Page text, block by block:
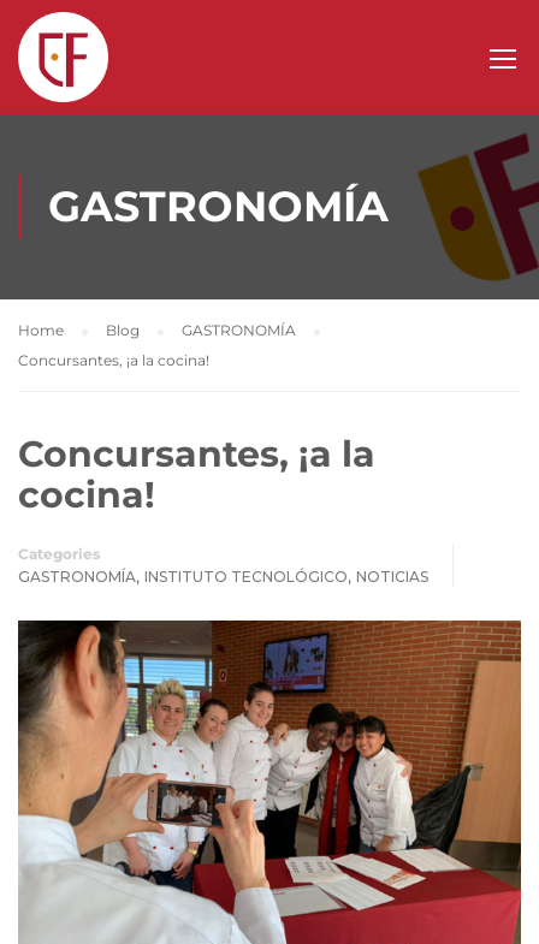
GASTRONOMÍA
Home Blog
GASTRONOMÍA
Concursantes, ¡a la cocina!
Concursantes, ¡a la
cocina!
Categories
GASTRONOMÍA, INSTITUTO TECNOLÓGICO, NOTICIAS